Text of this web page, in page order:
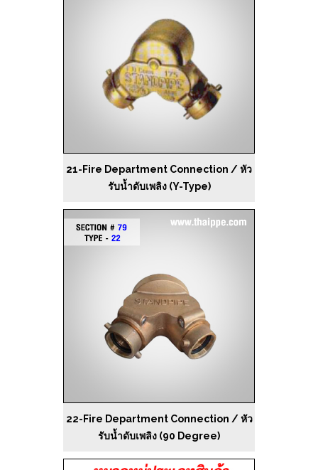
21-Fire Department Connection / หัว
รับน้ำดับเพลิง (Y-Type)
22-Fire Department Connection / หัว
รับน้ำดับเพลิง (90 Degree)